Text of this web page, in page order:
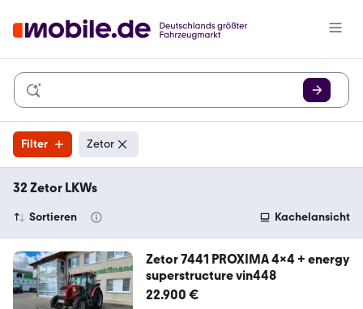
Filter Zetor
32 Zetor LKWs
Sortieren Kachelansicht
Zetor 7441 PROXIMA 4x4 + energy
superstructure vin448
22.900 €